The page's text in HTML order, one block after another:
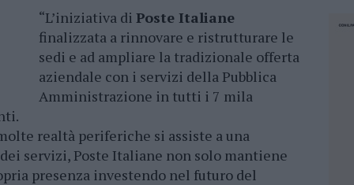
“L’iniziativa di Poste Italiane
finalizzata a rinnovare e ristrutturare le
sedi e ad ampliare la tradizionale offerta
aziendale con i servizi della Pubblica
Amministrazione in tutti i 7 mila
realtà periferiche si assiste a una
servizi, Poste Italiane non solo mantiene
presenza investendo nel futuro del